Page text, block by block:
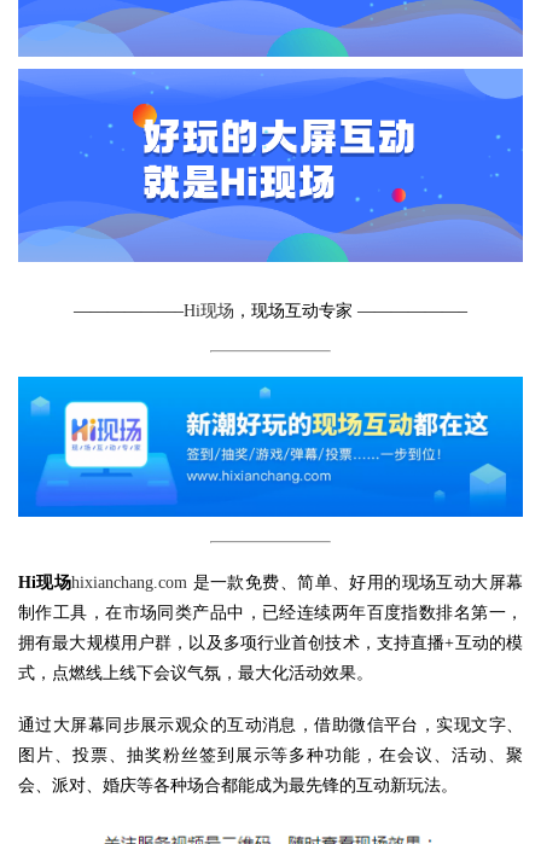
——————–Hi现场 ，现场互动专家 ——————–
Hi现场hixianchang.com 是一款免费、简单、好用的现场互动大屏幕
制作工具，在市场同类产品中，已经连续两年百度指数排名第一，
拥有最大规模用户群，以及多项行业首创技术，支持直播+互动的模
式，点燃线上线下会议气氛，最大化活动效果。
通过大屏幕同步展示观众的互动消息，借助微信平台，实现文字、
图片、投票、抽奖粉丝签到展示等多种功能，在会议、活动、聚
会、派对、婚庆等各种场合都能成为最先锋的互动新玩法。